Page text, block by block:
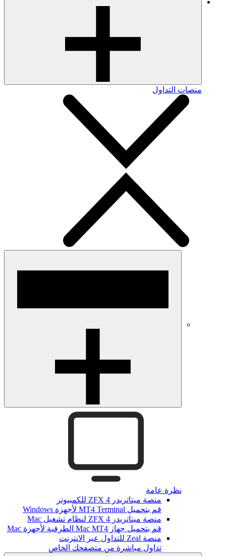
منصات التداول
نظرة عامة
منصة ميتاتريدر ZFX 4 للكمبيوتر
قم بتحميل MT4 Terminal لأجهزة Windows
منصة ميتاتريدر ZFX 4 لنظام تشغيل Mac
قم بتحميل جهاز Mac MT4 الطرفية لأجهزة Mac
منصة Zeal للتداول عبر الانترنت
تداول مباشرة من متصفحك الخاص